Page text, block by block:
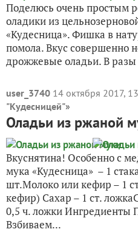
Поделюсь очень простым
оладики из
«Кудесница». Фишка в
помола. Вкус совершенно
дрожжевые оладьи. В
user_3740 14 октября 2017,
"Кудесницей"»
Оладьи из ржаной
Вкуснятина! Особенно с
мука «Кудесница» – 1
шт.Молоко или кефир – 1
кефир) Сахар – 1 ст.
0,5 ч. ложки Ингредиенты
Взбиваем...